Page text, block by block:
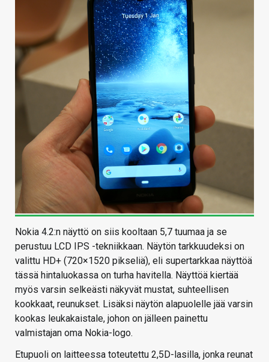
Nokia 4.2:n näyttö on siis kooltaan 5,7 tuumaa ja se
perustuu LCD IPS -tekniikkaan. Näytön tarkkuudeksi on
valittu HD+ (720×1520 pikseliä), eli supertarkkaa näyttöä
tässä hintaluokassa on turha havitella. Näyttöä kiertää
myös varsin selkeästi näkyvät mustat, suhteellisen
kookkaat, reunukset. Lisäksi näytön alapuolelle jää varsin
kookas leukakaistale, johon on jälleen painettu
valmistajan oma Nokia-logo.
Etupuoli on laitteessa toteutettu 2,5D-lasilla, jonka reunat